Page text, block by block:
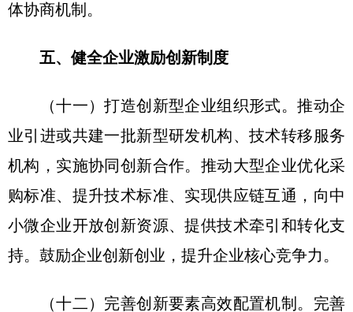
体协商机制。
五、健全企业激励创新制度
（十一）打造创新型企业组织形式。推动企
业引进或共建一批新型研发机构、技术转移服务
机构，实施协同创新合作。推动大型企业优化采
购标准、提升技术标准、实现供应链互通，向中
小微企业开放创新资源、提供技术牵引和转化支
持。鼓励企业创新创业，提升企业核心竞争力。
（十二）完善创新要素高效配置机制。完善